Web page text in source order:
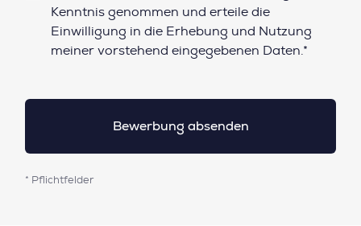
Datenschutz*
Kenntnis genommen und erteile die
Einwilligung in die Erhebung und Nutzung
meiner vorstehend eingegebenen Daten.*
* Pflichtfelder